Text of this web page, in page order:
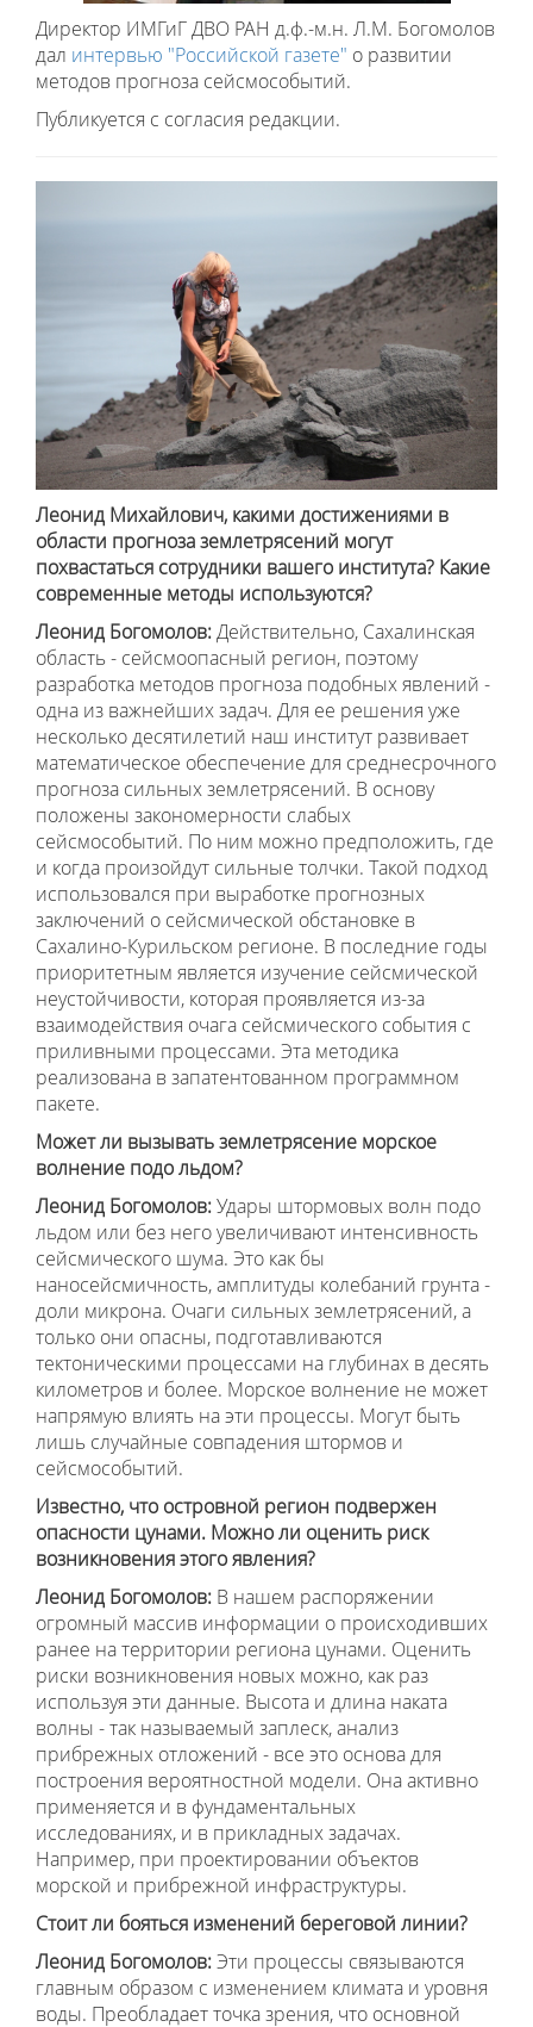
Директор ИМГиГ ДВО РАН д.ф.-м.н. Л.М. Богомолов
дал интервью "Российской газете" о развитии
методов прогноза сейсмособытий.
Публикуется с согласия редакции.
Леонид Михайлович, какими достижениями в
области прогноза землетрясений могут
похвастаться сотрудники вашего института? Какие
современные методы используются?
Леонид Богомолов:Действительно, Сахалинская
область - сейсмоопасный регион, поэтому
разработка методов прогноза подобных явлений -
одна из важнейших задач. Для ее решения уже
несколько десятилетий наш институт развивает
математическое обеспечение для среднесрочного
прогноза сильных землетрясений. В основу
положены закономерности слабых
сейсмособытий. По ним можно предположить, где
и когда произойдут сильные толчки. Такой подход
использовался при выработке прогнозных
заключений о сейсмической обстановке в
Сахалино-Курильском регионе. В последние годы
приоритетным является изучение сейсмической
неустойчивости, которая проявляется из-за
взаимодействия очага сейсмического события с
приливными процессами. Эта методика
реализована в запатентованном программном
пакете.
Может ли вызывать землетрясение морское
волнение подо льдом?
Леонид Богомолов:Удары штормовых волн подо
льдом или без него увеличивают интенсивность
сейсмического шума. Это как бы
наносейсмичность, амплитуды колебаний грунта -
доли микрона. Очаги сильных землетрясений, а
только они опасны, подготавливаются
тектоническими процессами на глубинах в десять
километров и более. Морское волнение не может
напрямую влиять на эти процессы. Могут быть
лишь случайные совпадения штормов и
сейсмособытий.
Известно, что островной регион подвержен
опасности цунами. Можно ли оценить риск
возникновения этого явления?
Леонид Богомолов: В нашем распоряжении
огромный массив информации о происходивших
ранее на территории региона цунами. Оценить
риски возникновения новых можно, как раз
используя эти данные. Высота и длина наката
волны - так называемый заплеск, анализ
прибрежных отложений - все это основа для
построения вероятностной модели. Она активно
применяется и в фундаментальных
исследованиях, и в прикладных задачах.
Например, при проектировании объектов
морской и прибрежной инфраструктуры.
Стоит ли бояться изменений береговой линии?
Леонид Богомолов:Эти процессы связываются
главным образом с изменением климата и уровня
воды. Преобладает точка зрения, что основной